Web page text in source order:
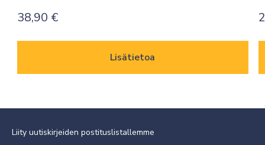
38,90 €
Lisätietoa
Liity uutiskirjeiden postituslistallemme